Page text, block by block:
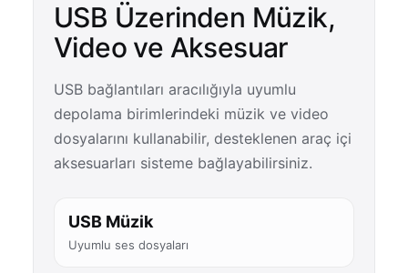
USB Üzerinden Müzik,
Video ve Aksesuar
USB bağlantıları aracılığıyla uyumlu
depolama birimlerindeki müzik ve video
dosyalarını kullanabilir, desteklenen araç içi
aksesuarları sisteme bağlayabilirsiniz.
USB Müzik
Uyumlu ses dosyaları